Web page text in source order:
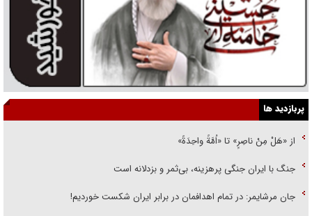
پربازدید ها
از «هَلْ مِنْ ناصِرٍ» تا «اُمَّةً واحِدَةً»
جنگ با ایران جنگی پرهزینه، بی‌ثمر و بزدلانه است
جان مرشایمر: در تمام اهدافمان در برابر ایران شکست خوردیم!